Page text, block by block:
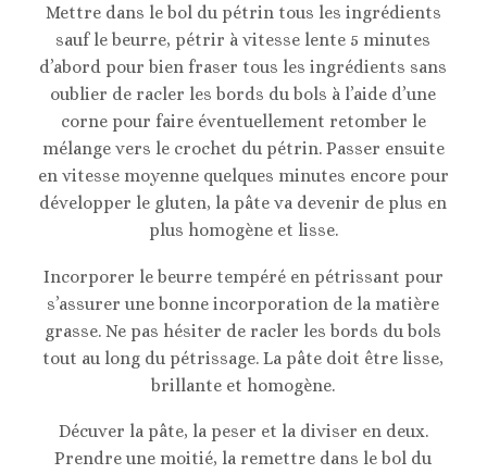
Mettre dans le bol du pétrin tous les ingrédients
sauf le beurre, pétrir à vitesse lente 5 minutes
d’abord pour bien fraser tous les ingrédients sans
oublier de racler les bords du bols à l’aide d’une
corne pour faire éventuellement retomber le
mélange vers le crochet du pétrin. Passer ensuite
en vitesse moyenne quelques minutes encore pour
développer le gluten, la pâte va devenir de plus en
plus homogène et lisse.
Incorporer le beurre tempéré en pétrissant pour
s’assurer une bonne incorporation de la matière
grasse. Ne pas hésiter de racler les bords du bols
tout au long du pétrissage. La pâte doit être lisse,
brillante et homogène.
Décuver la pâte, la peser et la diviser en deux.
Prendre une moitié, la remettre dans le bol du